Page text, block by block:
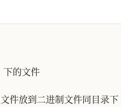
下的文件
件放到二进制文件同目录下